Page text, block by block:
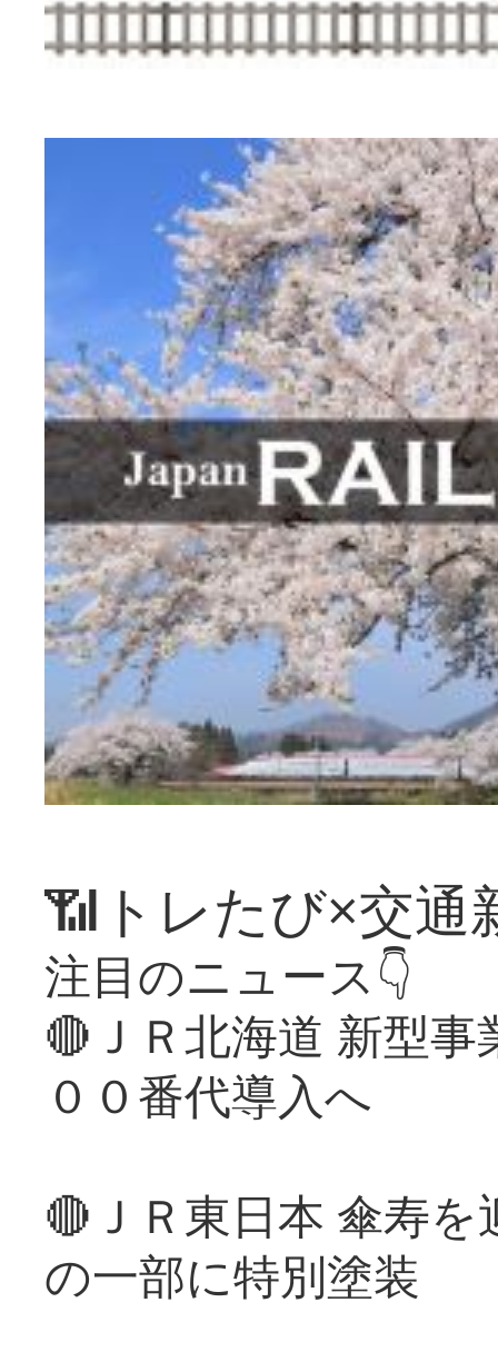
📶トレたび×交通
注目のニュース👇
🔴ＪＲ北海道 新型
００番代導入へ
🔴ＪＲ東日本 傘寿
の一部に特別塗装